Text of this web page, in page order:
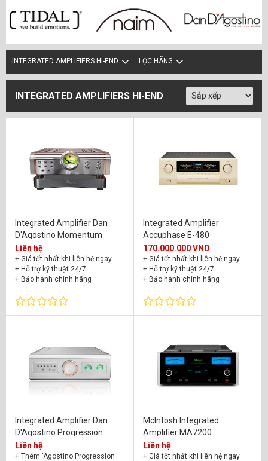
Naim Audio
Plinius(5)
Rotel (4)
YBA(2)
INTEGRATED AMPLIFIERS HI-END LỌC HÃNG
INTEGRATED AMPLIFIERS HI-END
Integrated Amplifier Dan
D'Agostino Momentum
Liên hệ
+ Giá tốt nhất khi liên hệ ngay
+ Hỗ trợ kỹ thuật 24/7
+ Bảo hành chính hãng
Integrated Amplifier
Accuphase E-480
170.000.000 VND
+ Giá tốt nhất khi liên hệ ngay
+ Hỗ trợ kỹ thuật 24/7
+ Bảo hành chính hãng
Integrated Amplifier Dan
D'Agostino Progression
Liên hệ
+ Thêm 'Agostino Progression
McIntosh Integrated
Amplifier MA7200
Liên hệ
+ Giá tốt nhất khi liên hệ ngay